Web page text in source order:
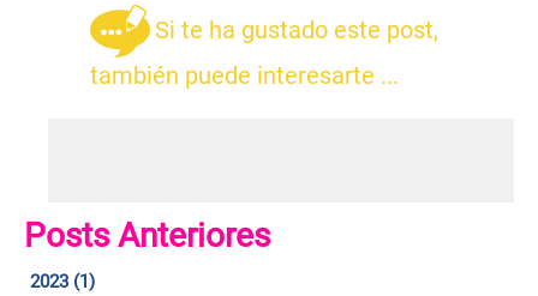
Si te ha gustado este post,
también puede interesarte ...
Posts Anteriores
2023 (1)